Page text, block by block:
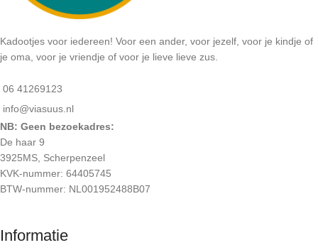
Kadootjes voor iedereen! Voor een ander, voor jezelf, voor je kindje of
je oma, voor je vriendje of voor je lieve lieve zus.
06 41269123
info@viasuus.nl
NB: Geen bezoekadres:
De haar 9
3925MS, Scherpenzeel
KVK-nummer: 64405745
BTW-nummer: NL001952488B07
Informatie